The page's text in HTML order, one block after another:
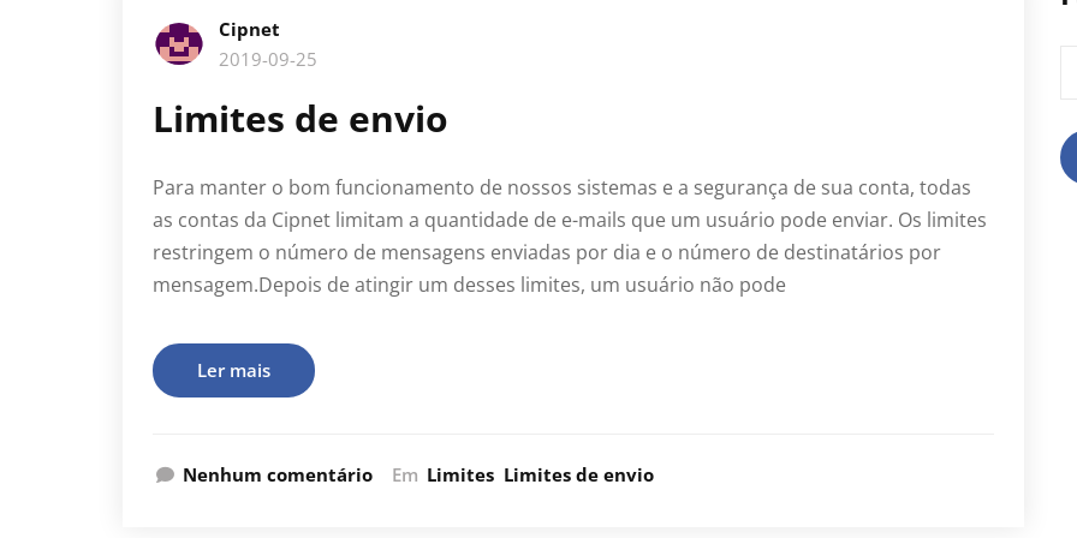
Cipnet
2019-09-25
Limites de envio
Para manter o bom funcionamento de nossos sistemas e a segurança de sua conta, todas
as contas da Cipnet limitam a quantidade de e-mails que um usuário pode enviar. Os limites
restringem o número de mensagens enviadas por dia e o número de destinatários por
mensagem.Depois de atingir um desses limites, um usuário não pode
Ler mais
Nenhum comentário Em Limites Limites de envio